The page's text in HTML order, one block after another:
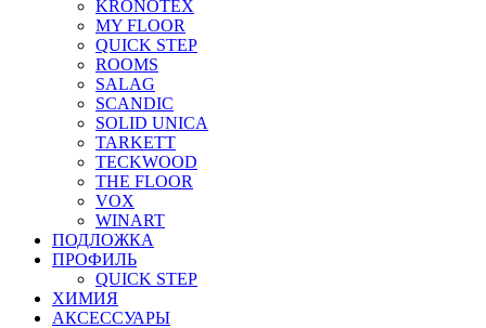
KRONOTEX
MY FLOOR
QUICK STEP
ROOMS
SALAG
SCANDIC
SOLID UNICA
TARKETT
TECKWOOD
THE FLOOR
VOX
WINART
ПОДЛОЖКА
ПРОФИЛЬ
QUICK STEP
ХИМИЯ
АКСЕССУАРЫ